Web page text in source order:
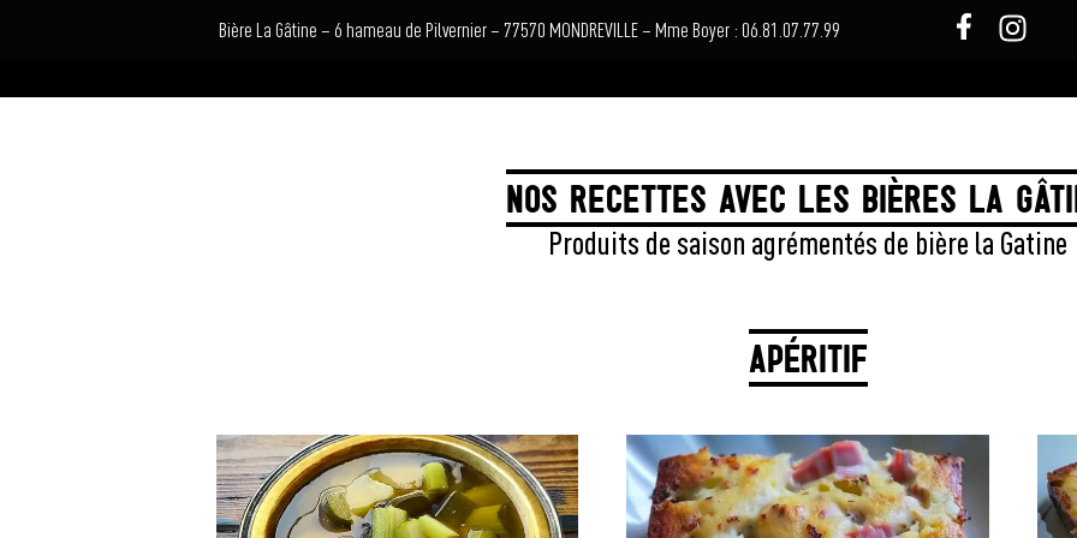
Bière La Gâtine – 6 hameau de Pilvernier – 77570 MONDREVILLE – Mme Boyer : 06.81.07.77.99
NOS RECETTES AVEC LES BIÈRES LA
Produits de saison agrémentés de bière la Gatine
APÉRITIF